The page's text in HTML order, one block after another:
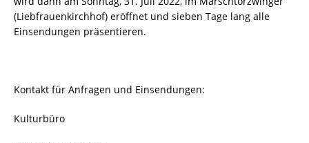
(Liebfrauenkirchhof) eröffnet und sieben Tage lang alle
Einsendungen präsentieren.
Kontakt für Anfragen und Einsendungen:
Kulturbüro